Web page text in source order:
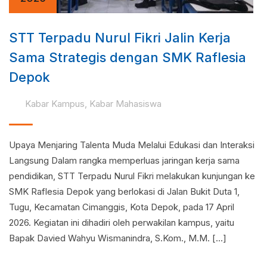
STT Terpadu Nurul Fikri Jalin Kerja
Sama Strategis dengan SMK Raflesia
Depok
Kabar Kampus, Kabar Mahasiswa
Upaya Menjaring Talenta Muda Melalui Edukasi dan Interaksi
Langsung Dalam rangka memperluas jaringan kerja sama
pendidikan, STT Terpadu Nurul Fikri melakukan kunjungan ke
SMK Raflesia Depok yang berlokasi di Jalan Bukit Duta 1,
Tugu, Kecamatan Cimanggis, Kota Depok, pada 17 April
2026. Kegiatan ini dihadiri oleh perwakilan kampus, yaitu
Bapak Davied Wahyu Wismanindra, S.Kom., M.M. […]